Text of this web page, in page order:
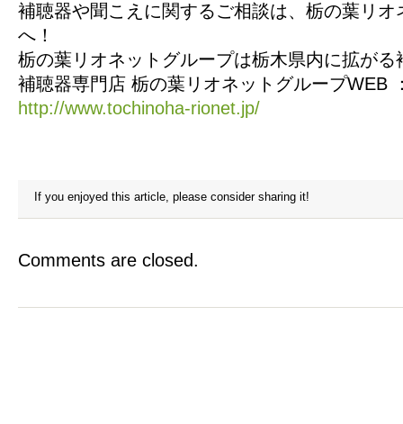
補聴器や聞こえに関するご相談は、栃の葉リオ
へ！
栃の葉リオネットグループは栃木県内に拡がる
補聴器専門店 栃の葉リオネットグループWEB
http://www.tochinoha-rionet.jp/
If you enjoyed this article, please consider sharing it!
Comments are closed.